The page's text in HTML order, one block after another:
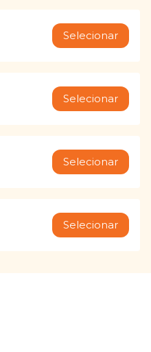
Selecionar
Selecionar
Selecionar
Selecionar